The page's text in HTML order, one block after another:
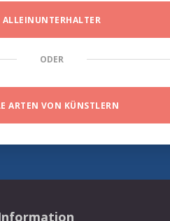
ALLEINUNTERHALTER
ODER
ARTEN VON KÜNSTLERN